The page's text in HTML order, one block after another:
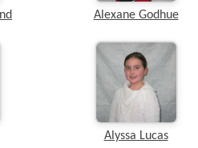
Alexane Godhue
Alyssa Lucas